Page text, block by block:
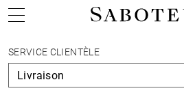
SERVICE CLIENTÈLE